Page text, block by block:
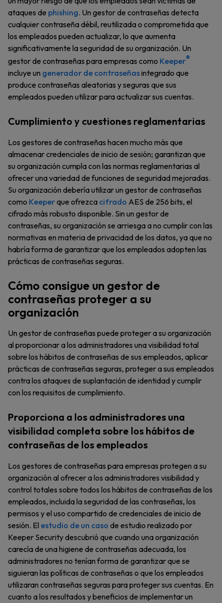
ataques de phishing. Un gestor de contraseñas detecta
cualquier contraseña débil, reutilizada o comprometida que
los empleados pueden actualizar, lo que aumenta
significativamente la seguridad de su organización. Un
gestor de contraseñas para empresas como Keeper®
incluye un generador de contraseñasintegrado que
produce contraseñas aleatorias y seguras que sus
empleados pueden utilizar para actualizar sus cuentas.
Cumplimiento y cuestiones reglamentarias
Los gestores de contraseñas hacen mucho más que
almacenar credenciales de inicio de sesión; garantizan que
su organización cumpla con las normas reglamentarias al
ofrecer una variedad de funciones de seguridad mejoradas.
Su organización debería utilizar un gestor de contraseñas
como Keeperque ofrezca cifrado AES de 256 bits, el
cifrado más robusto disponible. Sin un gestor de
contraseñas, su organización se arriesga a no cumplir con las
normativas en materia de privacidad de los datos, ya que no
habría forma de garantizar que los empleados adopten las
prácticas de contraseñas seguras.
Cómo consigue un gestor de
contraseñas proteger a su
organización
Un gestor de contraseñas puede proteger a su organización
al proporcionar a los administradores una visibilidad total
sobre los hábitos de contraseñas de sus empleados, aplicar
prácticas de contraseñas seguras, proteger a sus empleados
contra los ataques de suplantación de identidad y cumplir
con los requisitos de cumplimiento.
Proporciona a los administradores una
visibilidad completa sobre los hábitos de
contraseñas de los empleados
Los gestores de contraseñas para empresas protegen a su
organización al ofrecer a los administradores visibilidad y
control totales sobre todos los hábitos de contraseñas de los
empleados, incluida la seguridad de las contraseñas, los
permisos y el uso compartido de credenciales de inicio de
sesión. El estudio de un caso de estudio realizado por
Keeper Security descubrió que cuando una organización
carecía de una higiene de contraseñas adecuada, los
administradores no tenían forma de garantizar que se
siguieran las políticas de contraseñas o que los empleados
utilizaran contraseñas seguras para proteger sus cuentas. En
cuanto a los resultados y beneficios de implementar un